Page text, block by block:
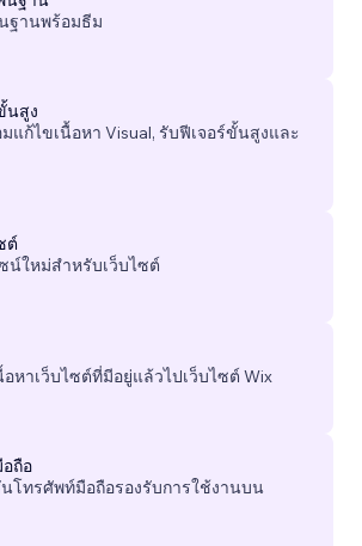
ฐานพร้อมธีม
นสูง
แก้ไขเนื้อหา Visual, รับฟีเจอร์ขั้นสูงและ
ต์
น์ใหม่สำหรับเว็บไซต์
หาเว็บไซต์ที่มีอยู่แล้วไปเว็บไซต์ Wix
ถือ
นโทรศัพท์มือถือรองรับการใช้งานบน